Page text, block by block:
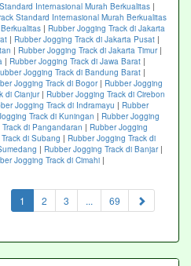
Internasional Murah Berkualitas |
Standard Internasional Murah Berkualitas
| Rubber Jogging Track di Jakarta
| Rubber Jogging Track di Jakarta Pusat |
| Rubber Jogging Track di Jakarta Timur|
| Rubber Jogging Track di Jawa Barat |
Jogging Track di Bandung Barat |
Jogging Track di Bogor| Rubber Jogging
di Cianjur| Rubber Jogging Track di Cirebon
Jogging Track di Indramayu | Rubber
Track di Kuningan | Rubber Jogging
di Pangandaran | Rubber Jogging
di Subang | Rubber Jogging Track di
| Rubber Jogging Track di Banjar|
Jogging Track di Cimahi |
1 (current)
2 3 ... 69